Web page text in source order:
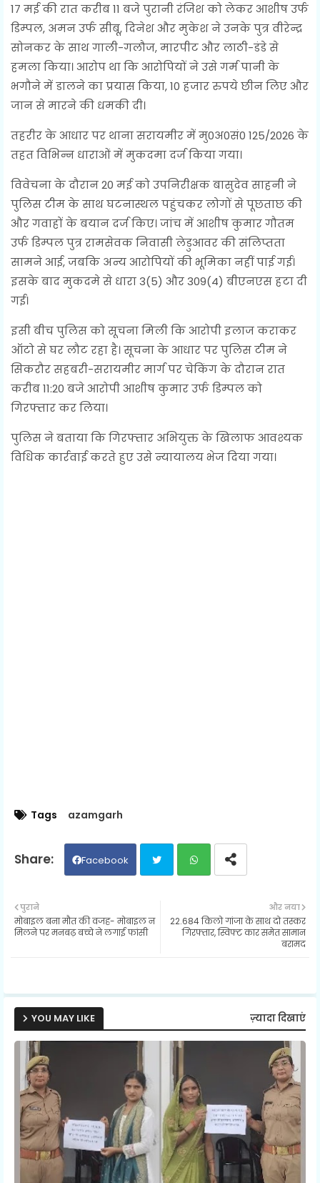
17 मई की रात करीब 11 बजे पुरानी रंजिश को लेकर आशीष उर्फ
डिम्पल, अमन उर्फ सीबू, दिनेश और मुकेश ने उनके पुत्र वीरेन्द्र
सोनकर के साथ गाली-गलौज, मारपीट और लाठी-डंडे से
हमला किया। आरोप था कि आरोपियों ने उसे गर्म पानी के
भगौने में डालने का प्रयास किया, 10 हजार रुपये छीन लिए और
जान से मारने की धमकी दी।
तहरीर के आधार पर थाना सरायमीर में मु0अ0सं0 125/2026 के
तहत विभिन्न धाराओं में मुकदमा दर्ज किया गया।
विवेचना के दौरान 20 मई को उपनिरीक्षक बासुदेव साहनी ने
पुलिस टीम के साथ घटनास्थल पहुंचकर लोगों से पूछताछ की
और गवाहों के बयान दर्ज किए। जांच में आशीष कुमार गौतम
उर्फ डिम्पल पुत्र रामसेवक निवासी लेडुआवर की संलिप्तता
सामने आई, जबकि अन्य आरोपियों की भूमिका नहीं पाई गई।
इसके बाद मुकदमे से धारा 3(5) और 309(4) बीएनएस हटा दी
गई।
इसी बीच पुलिस को सूचना मिली कि आरोपी इलाज कराकर
ऑटो से घर लौट रहा है। सूचना के आधार पर पुलिस टीम ने
सिकरौर सहबरी-सरायमीर मार्ग पर चेकिंग के दौरान रात
करीब 11:20 बजे आरोपी आशीष कुमार उर्फ डिम्पल को
गिरफ्तार कर लिया।
पुलिस ने बताया कि गिरफ्तार अभियुक्त के खिलाफ आवश्यक
विधिक कार्रवाई करते हुए उसे न्यायालय भेज दिया गया।
Tags azamgarh
Facebook
ter ats
और नया
22.684 किलो गांजा के साथ दो तस्कर
गिरफ्तार, स्विफ्ट कार समेत सामान
बरामद
पुराने
मोबाइल बना मौत की वजह- मोबाइल न
मिलने पर मनबढ़ बच्चे ने लगाई फांसी
YOU MAY LIKE ज़्यादा दिखाएं